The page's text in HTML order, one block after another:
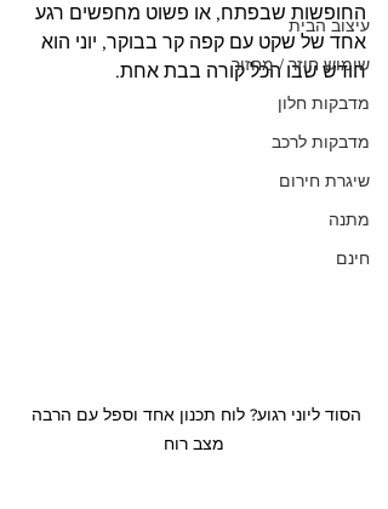
עיצוב הבית
שימוש חוזר / מחזור
מדבקות חלון
מדבקות לרכב
שיגרת חירום
מתנה
חינם
החופשות שבפתח, או פשוט מחפשים רגע
אחד של שקט עם קפה קר בבוקר, יוני הוא
חודש שבו הכל קורה בבת אחת.
הסוד ליוני רגוע? לוח תכנון אחד וספל עם הרבה
מצב רוח